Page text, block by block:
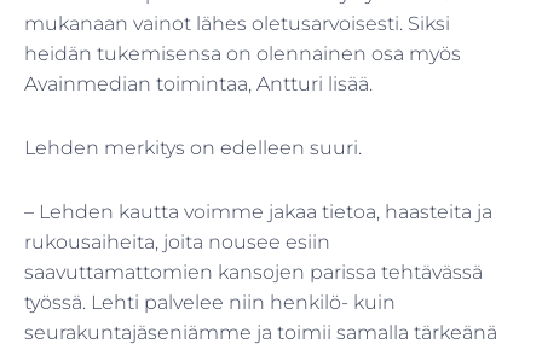
mukanaan vainot lähes oletusarvoisesti. Siksi
heidän tukemisensa on olennainen osa myös
Avainmedian toimintaa, Antturi lisää.
Lehden merkitys on edelleen suuri.
– Lehden kautta voimme jakaa tietoa, haasteita ja
rukousaiheita, joita nousee esiin
saavuttamattomien kansojen parissa tehtävässä
työssä. Lehti palvelee niin henkilö- kuin
seurakuntajäseniämme ja toimii samalla tärkeänä